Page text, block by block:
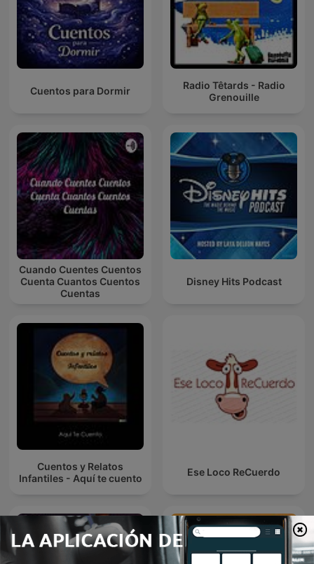
Cuentos para Dormir
Radio Têtards - Radio
Grenouille
Cuando Cuentes Cuentos
Cuenta Cuantos Cuentos
Cuentas
Disney Hits Podcast
Cuentos y Relatos
Infantiles - Aquí te cuento
Ese Loco ReCuerdo